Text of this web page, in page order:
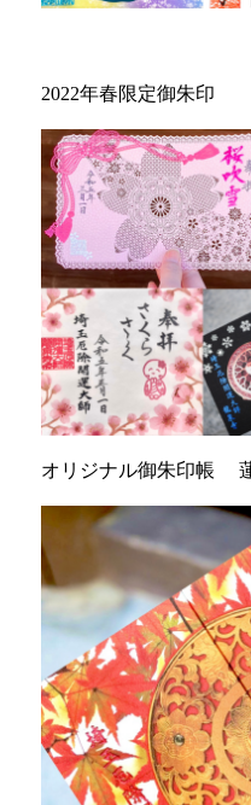
2022年春限定御朱印
オリジナル御朱印帳